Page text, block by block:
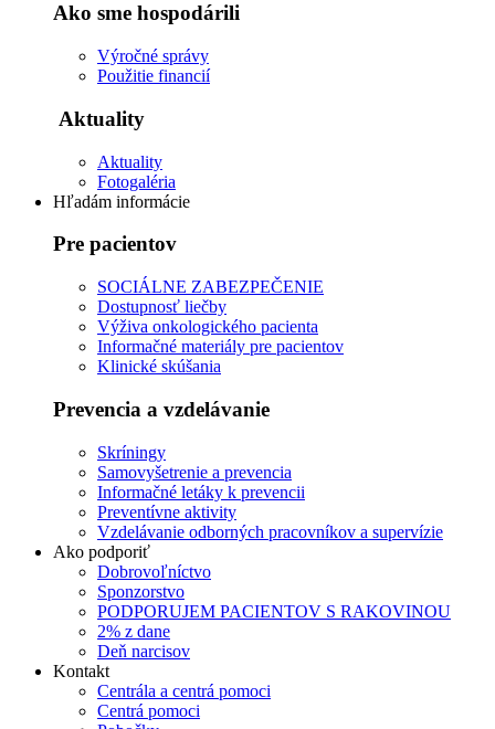
Ako sme hospodárili
Výročné správy
Použitie financií
Aktuality
Aktuality
Fotogaléria
Hľadám informácie
Pre pacientov
SOCIÁLNE ZABEZPEČENIE
Dostupnosť liečby
Výživa onkologického pacienta
Informačné materiály pre pacientov
Klinické skúšania
Prevencia a vzdelávanie
Skríningy
Samovyšetrenie a prevencia
Informačné letáky k prevencii
Preventívne aktivity
Vzdelávanie odborných pracovníkov a supervízie
Ako podporiť
Dobrovoľníctvo
Sponzorstvo
PODPORUJEM PACIENTOV S RAKOVINOU
2% z dane
Deň narcisov
Kontakt
Centrála a centrá pomoci
Centrá pomoci